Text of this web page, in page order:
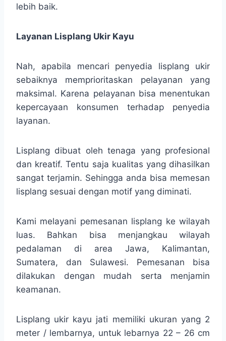
lebih baik.
Layanan Lisplang Ukir Kayu
Nah, apabila mencari penyedia lisplang ukir
sebaiknya memprioritaskan pelayanan yang
maksimal. Karena pelayanan bisa menentukan
kepercayaan konsumen terhadap penyedia
layanan.
Lisplang dibuat oleh tenaga yang profesional
dan kreatif. Tentu saja kualitas yang dihasilkan
sangat terjamin. Sehingga anda bisa memesan
lisplang sesuai dengan motif yang diminati.
Kami melayani pemesanan lisplang ke wilayah
luas. Bahkan bisa menjangkau wilayah
pedalaman di area Jawa, Kalimantan,
Sumatera, dan Sulawesi. Pemesanan bisa
dilakukan dengan mudah serta menjamin
keamanan.
Lisplang ukir kayu jati memiliki ukuran yang 2
meter / lembarnya, untuk lebarnya 22 – 26 cm